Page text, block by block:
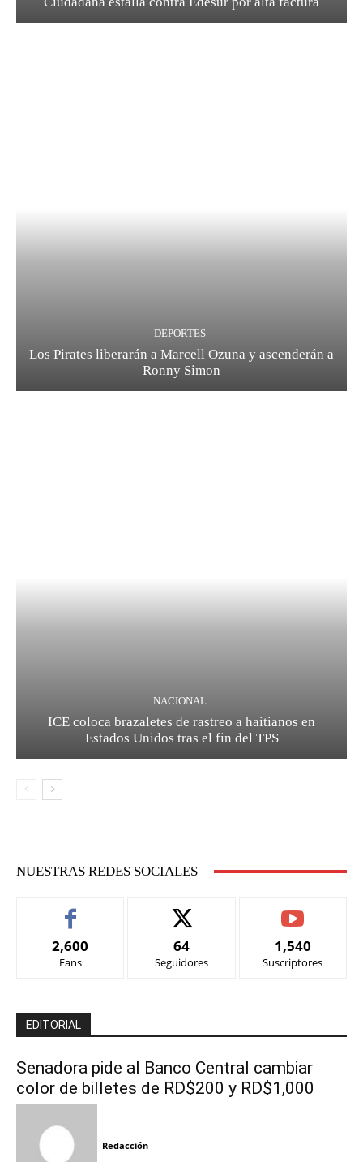
DEPORTES
Los Pirates liberarán a Marcell Ozuna y ascenderán a
Ronny Simon
NACIONAL
ICE coloca brazaletes de rastreo a haitianos en
Estados Unidos tras el fin del TPS
NUESTRAS REDES SOCIALES
2,600
Fans
64
Seguidores
1,540
Suscriptores
EDITORIAL
Senadora pide al Banco Central cambiar
color de billetes de RD$200 y RD$1,000
Redacción